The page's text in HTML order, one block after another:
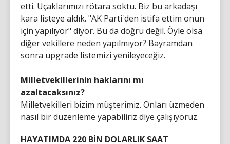
etti. Uçaklarımızı rötara soktu. Biz bu arkadaşı
kara listeye aldık. "AK Parti'den istifa ettim onun
için yapılıyor" diyor. Bu da doğru değil. Öyle olsa
diğer vekillere neden yapılmıyor? Bayramdan
sonra upgrade listemizi yenileyeceğiz.
Milletvekillerinin haklarını mı
azaltacaksınız?
Milletvekilleri bizim müşterimiz. Onları üzmeden
nasıl bir düzenleme yapabiliriz diye çalışıyoruz.
HAYATIMDA 220 BİN DOLARLIK SAAT